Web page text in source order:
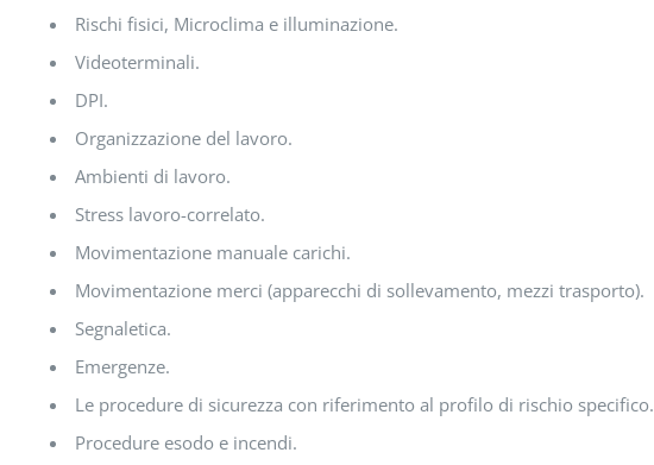
Rischi fisici, Microclima e illuminazione.
Videoterminali.
DPI.
Organizzazione del lavoro.
Ambienti di lavoro.
Stress lavoro-correlato.
Movimentazione manuale carichi.
Movimentazione merci (apparecchi di sollevamento, mezzi trasporto).
Segnaletica.
Emergenze.
Le procedure di sicurezza con riferimento al profilo di rischio specifico.
Procedure esodo e incendi.